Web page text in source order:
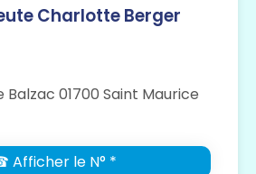
Charlotte Berger
Balzac 01700 Saint Maurice
Afficher le N° *